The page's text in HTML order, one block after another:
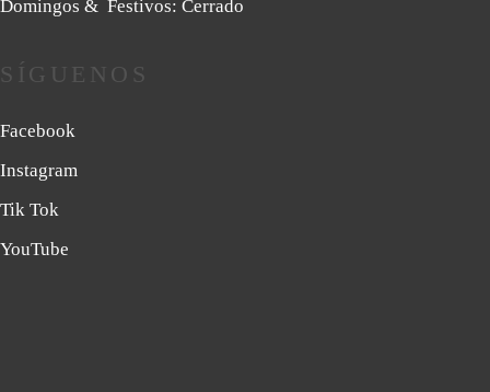
Domingos & Festivos: Cerrado
SÍGUENOS
Facebook
Instagram
Tik Tok
YouTube